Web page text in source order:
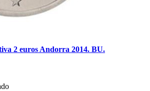
2 euros Andorra 2014. BU.